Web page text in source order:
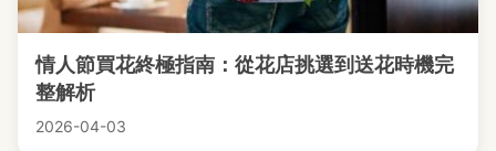
情人節買花終極指南：從花店挑選到送花時機完
整解析
2026-04-03